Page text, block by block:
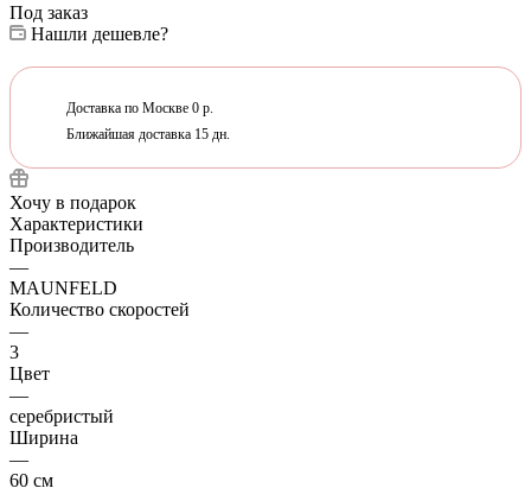
Под заказ
Нашли дешевле?
Доставка по Москве 0 р.
Ближайшая доставка 15 дн.
Хочу в подарок
Характеристики
Производитель
—
MAUNFELD
Количество скоростей
—
3
Цвет
—
серебристый
Ширина
—
60 см